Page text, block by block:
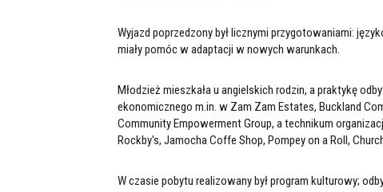
Wyjazd poprzedzony był licznymi przygotowaniami:
miały pomóc w adaptacji w nowych warunkach.
Młodzież mieszkała u angielskich rodzin, a praktykę
ekonomicznego m.in. w Zam Zam Estates, Buckland
Community Empowerment Group, a technikum
Rockby's, Jamocha Coffe Shop, Pompey on a Roll,
W czasie pobytu realizowany był program kulturowy;